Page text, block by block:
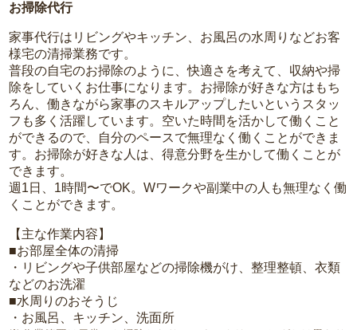
お掃除代行
家事代行はリビングやキッチン、お風呂の水周りなどお客
様宅の清掃業務です。
普段の自宅のお掃除のように、快適さを考えて、収納や掃
除をしていくお仕事になります。お掃除が好きな方はもち
ろん、働きながら家事のスキルアップしたいというスタッ
フも多く活躍しています。空いた時間を活かして働くこと
ができるので、自分のペースで無理なく働くことができま
す。お掃除が好きな人は、得意分野を生かして働くことが
できます。
週1日、1時間〜でOK。Wワークや副業中の人も無理なく働
くことができます。
【主な作業内容】
■お部屋全体の清掃
・リビングや子供部屋などの掃除機がけ、整理整頓、衣類
などのお洗濯
■水周りのおそうじ
・お風呂、キッチン、洗面所